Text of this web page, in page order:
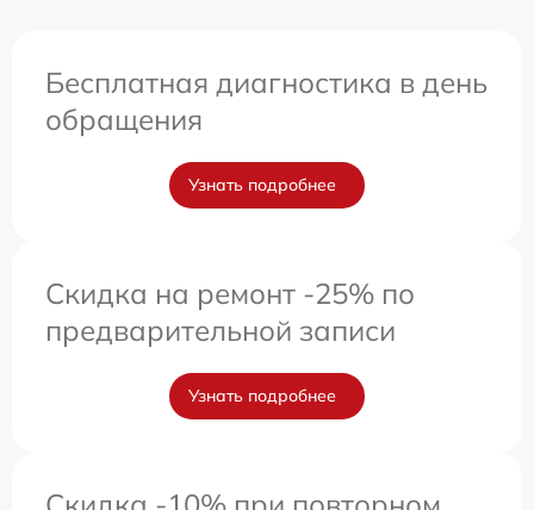
Бесплатная диагностика в день
обращения
Узнать подробнее
Скидка на ремонт -25% по
предварительной записи
Узнать подробнее